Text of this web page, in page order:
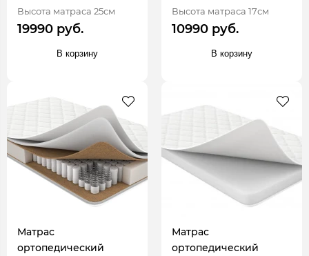
Высота матраса 25см
19990 руб.
В корзину
Высота матраса 17см
10990 руб.
В корзину
Матрас
ортопедический
Матрас
ортопедический